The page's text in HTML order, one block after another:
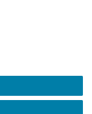
3 Bewertungsplattformen
vorbehalten.